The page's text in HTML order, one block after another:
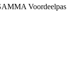
Voordeelpas